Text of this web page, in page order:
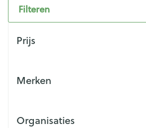
Filteren
Prijs
Merken
Organisaties